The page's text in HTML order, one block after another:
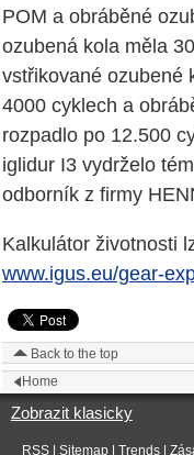
POM a obráběné
ozubená kola měla
vstřikované ozubené
4000 cyklech a
rozpadlo po 12.500
iglidur I3 vydrželo
odborník z firmy
Kalkulátor životnosti
www.igus.eu/gear-
Back to the top
Home
Zobrazit klasicky
RSS| Sitemap| Trends|